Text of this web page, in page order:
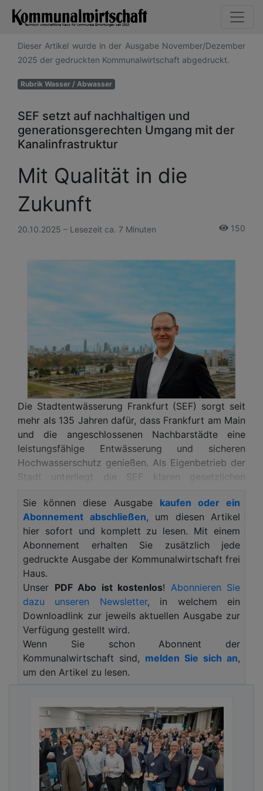
Dieser Artikel wurde in der Ausgabe November/Dezember
2025 der gedruckten Kommunalwirtschaft abgedruckt.
Rubrik Wasser / Abwasser
SEF setzt auf nachhaltigen und
generationsgerechten Umgang mit der
Kanalinfrastruktur
Mit Qualität in die
Zukunft
20.10.2025 – Lesezeit ca. 7 Minuten 150
Die Stadtentwässerung Frankfurt (SEF) sorgt seit
mehr als 135 Jahren dafür, dass Frankfurt am Main
und die angeschlossenen Nachbarstädte eine
leistungsfähige Entwässerung und sicheren
Hochwasserschutz genießen. Als Eigenbetrieb der
Stadt unterliegt die SEF klaren gesetzlichen
Umweltschutz und Tradition. Mit zwei der größten
Kläranlagen Hessens, einer modernen
Schlammentwässerungs- und Verbrennungsanlage
sowie einem rund 1.600 Kilometer langen
Kanalnetz wird das Abwasser von über 900.000
Menschen zuverlässig abgeleitet, gereinigt und
entsorgt. Täglich werden dabei bis zu 300.000
Kubikmeter Abwasser behandelt – ein für weite
Teile der Bürger unsichtbarer, aber unverzichtbarer
Beitrag für Lebensqualität, Umwelt und nachhaltige
Stadtentwicklung.
Dieser Meinung ist Dipl.-Ing. (FH) Michael Voß,
und generationsgerechten Umgang mit der
Kanalinfrastruktur sowie den Stellenwert von
Qualität und Gütesicherung äußert sich der
Abteilungsleiter Abwasserableitung, Betrieb Planen
und Bauen, im Interview.
Sie können diese Ausgabe kaufen oder ein
Abonnement abschließen, um diesen Artikel
hier sofort und komplett zu lesen. Mit einem
Abonnement erhalten Sie zusätzlich jede
gedruckte Ausgabe der Kommunalwirtschaft frei
Haus.
Unser PDF Abo ist kostenlos! Abonnieren Sie
dazu unseren Newsletter, in welchem ein
Downloadlink zur jeweils aktuellen Ausgabe zur
Verfügung gestellt wird.
Wenn Sie schon Abonnent der
Kommunalwirtschaft sind, melden Sie sich an,
um den Artikel zu lesen.